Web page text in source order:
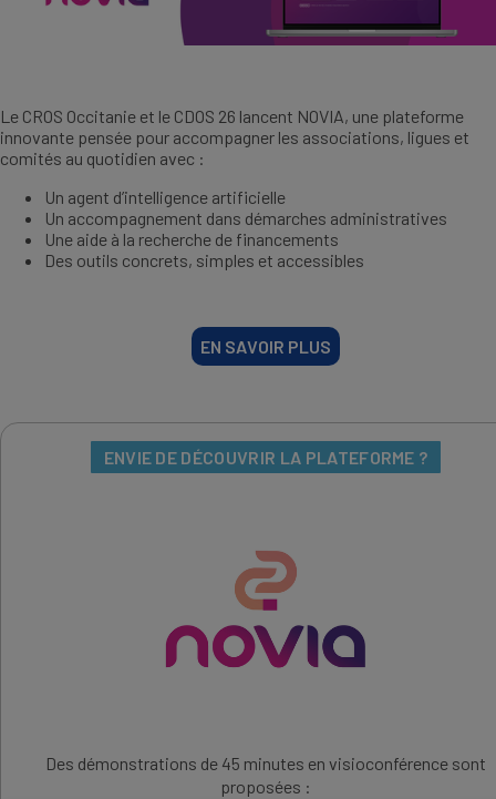
Le CROS Occitanie et le CDOS 26 lancent NOVIA, une plateforme
innovante pensée pour accompagner les associations, ligues et
comités au quotidien avec :
Un agent d’intelligence artificielle
Un accompagnement dans démarches administratives
Une aide à la recherche de financements
Des outils concrets, simples et accessibles
EN SAVOIR PLUS
ENVIE DE DÉCOUVRIR LA PLATEFORME ?
Des démonstrations de 45 minutes en visioconférence sont
proposées :